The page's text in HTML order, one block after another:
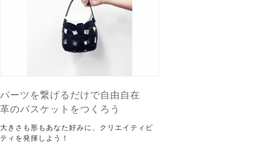
パーツを繋げるだけで自由自在
革のバスケットをつくろう
大きさも形もあなた好みに、クリエイティビ
ティを発揮しよう！